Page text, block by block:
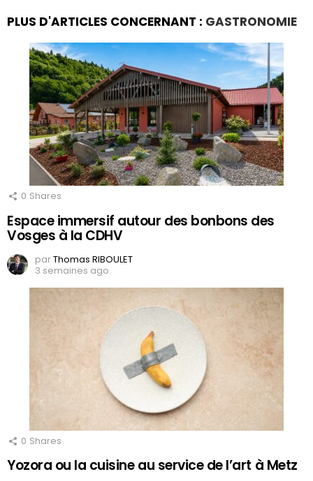
PLUS D'ARTICLES CONCERNANT : GASTRONOMIE
0 Shares
Espace immersif autour des bonbons des
Vosges à la CDHV
parThomas RIBOULET
3 semaines ago
0 Shares
Yozora ou la cuisine au service de l’art à Metz